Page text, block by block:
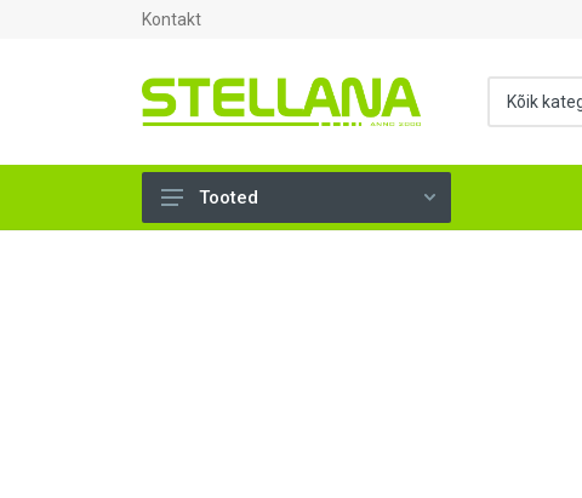
Kontakt
Tooted